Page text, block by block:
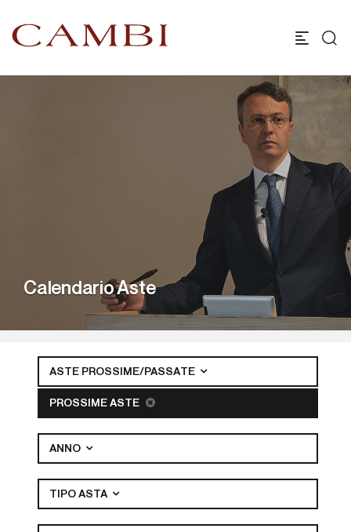
Calendario Aste
ASTE PROSSIME/PASSATE
PROSSIME ASTE
ANNO
TIPO ASTA